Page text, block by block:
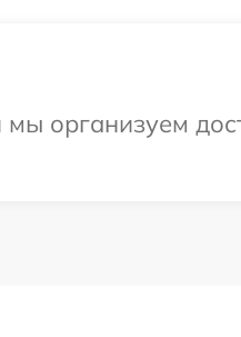
организуем